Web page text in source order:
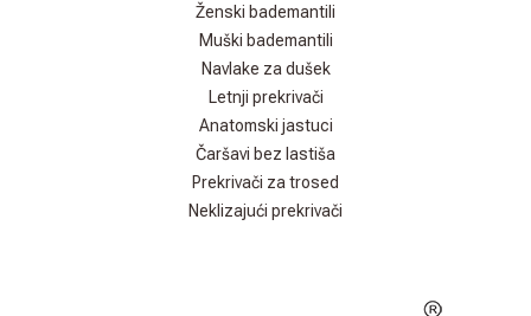
Ženski bademantili
Muški bademantili
Navlake za dušek
Letnji prekrivači
Anatomski jastuci
Čaršavi bez lastiša
Prekrivači za trosed
Neklizajući prekrivači